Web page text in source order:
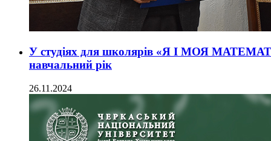
У студіях для школярів «Я І МОЯ
навчальний рік
26.11.2024